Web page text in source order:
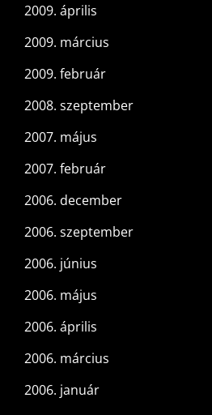
2009. április
2009. március
2009. február
2008. szeptember
2007. május
2007. február
2006. december
2006. szeptember
2006. június
2006. május
2006. április
2006. március
2006. január